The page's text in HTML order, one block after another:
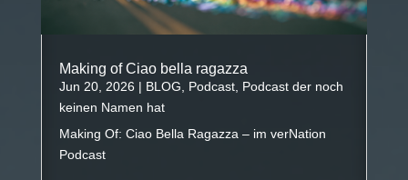
Making of Ciao bella ragazza
Jun 20, 2026 | BLOG, Podcast, Podcast der noch
keinen Namen hat
Making Of: Ciao Bella Ragazza – im verNation
Podcast